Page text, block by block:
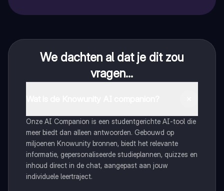
We dachten al dat je dit zou
vragen...
Onze AI Companion is een studentgerichte AI-tool die
meer biedt dan alleen antwoorden. Gebouwd op
miljoenen Knowunity bronnen, biedt het relevante
informatie, gepersonaliseerde studieplannen, quizzes en
inhoud direct in de chat, aangepast aan jouw
individuele leertraject.